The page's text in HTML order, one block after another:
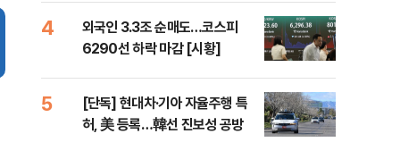
4
외국인 3.3조 순매도…코스피
6290선 하락 마감 [시황]
5
[단독] 현대차·기아 자율주행 특
허, 美 등록…韓선 진보성 공방